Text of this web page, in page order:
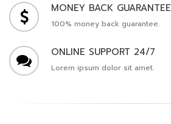
MONEY BACK GUARANTEE
100% money back guarantee.
ONLINE SUPPORT 24/7
Lorem ipsum dolor sit amet.